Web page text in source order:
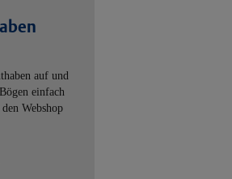
auf und
einfach
Webshop